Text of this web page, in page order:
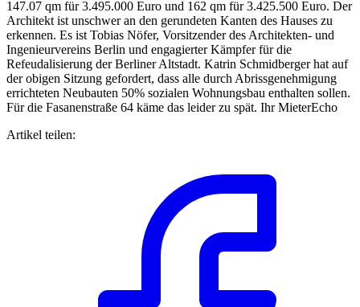
147.07 qm für 3.495.000 Euro und 162 qm für 3.425.500 Euro. Der
Architekt ist unschwer an den gerundeten Kanten des Hauses zu
erkennen. Es ist Tobias Nöfer, Vorsitzender des Architekten- und
Ingenieurvereins Berlin und engagierter Kämpfer für die
Refeudalisierung der Berliner Altstadt. Katrin Schmidberger hat auf
der obigen Sitzung gefordert, dass alle durch Abrissgenehmigung
errichteten Neubauten 50% sozialen Wohnungsbau enthalten sollen.
Für die Fasanenstraße 64 käme das leider zu spät. Ihr MieterEcho
Artikel teilen: